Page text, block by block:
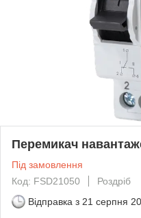
Перемикач
Під замовлення
Код: FSD21050
Роздріб
Відправка з 21 серпня